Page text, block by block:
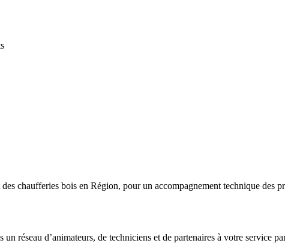
chaufferies bois en Région, pour un accompagnement technique des
réseau d’animateurs, de techniciens et de partenaires à votre service